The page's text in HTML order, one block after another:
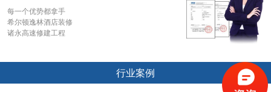
每一个优势都拿手
希尔顿逸林酒店装修
诸永高速修建工程
行业案例